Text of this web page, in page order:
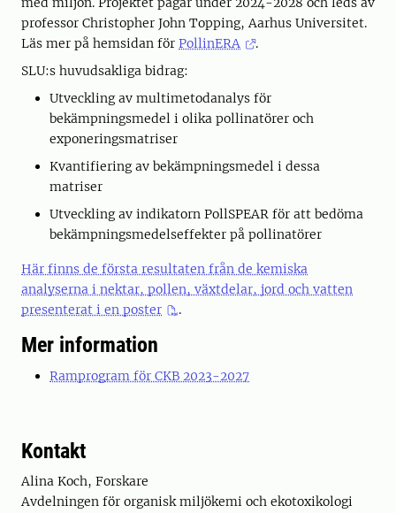
professor Christopher John Topping, Aarhus Universitet.
Läs mer på hemsidan för PollinERA
.
SLU:s huvudsakliga bidrag:
Utveckling av multimetodanalys för
bekämpningsmedel i olika pollinatörer och
exponeringsmatriser
Kvantifiering av bekämpningsmedel i dessa
matriser
Utveckling av indikatorn PollSPEAR för att bedöma
bekämpningsmedelseffekter på pollinatörer
Här finns de första resultaten från de kemiska
analyserna i nektar, pollen, växtdelar, jord och vatten
presenterat i en poster
.
Mer information
Ramprogram för CKB 2023-2027
Kontakt
Alina Koch, Forskare
Avdelningen för organisk miljökemi och ekotoxikologi